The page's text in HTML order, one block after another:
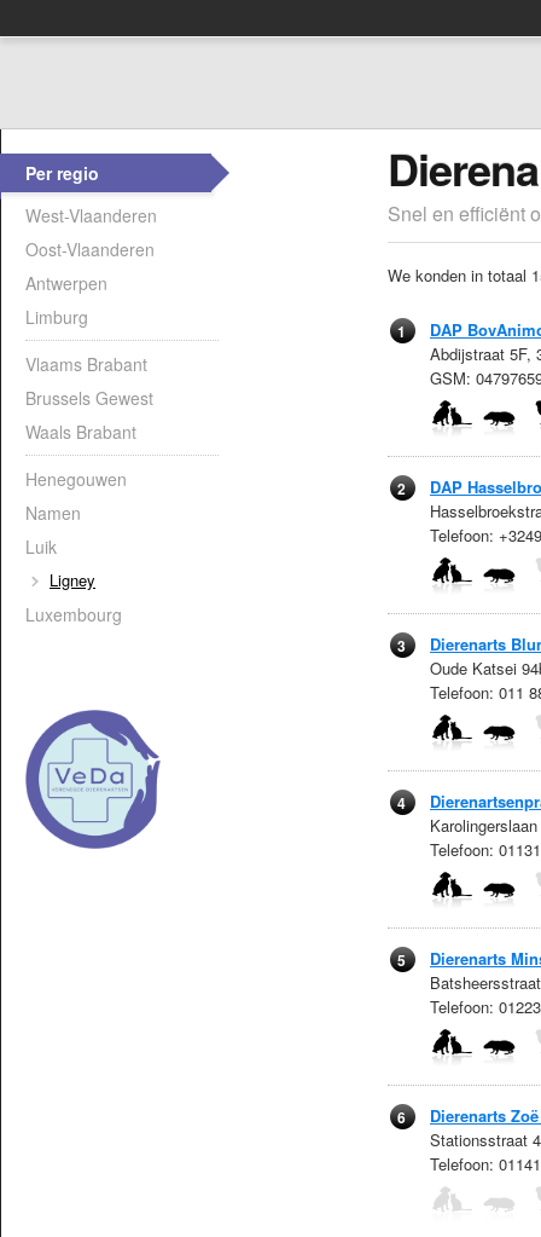
Per regio
West-Vlaanderen
Oost-Vlaanderen
Antwerpen
Limburg
Vlaams Brabant
Brussels Gewest
Waals Brabant
Henegouwen
Namen
Luik
Ligney
Luxembourg
Snel en efficiënt
We konden in totaal
1
DAP
Abdijstraat 5F,
GSM:
2
DAP
Telefoon:
3
Dierenarts
Oude Katsei
Telefoon: 011
4
Telefoon:
5
Dierenarts
Telefoon:
6
Dierenarts
Stationsstraat
Telefoon: